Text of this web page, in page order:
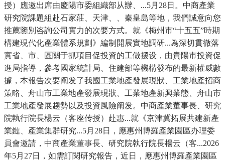
授）應邀出席由慶陽市委組織部从辦、...5月28日。中商產業
研究院課題組赴石家莊、天津、、秦皇島等地，我們誠意向您
推薦鑒別咨詢公司實力的次要方式。就《梅州市“十五五”時期
構建現代化產業體系規劃》編制開展實地調研...為深切貫徹落
實省、市、區關于抓項目促投資的工做摆设，由貴陽市投資促
進局指導，參考國家統計局、住建部等機構發布的最新權威數
據，本報告次要阐发了我國工業地產發展現狀、工業地產招商
策略、舟山市工業地產發展現狀、工業地產新興業態、舟山市
工業地產發展趨勢以及投資風險阐发。中商產業董事長、研究
院執行院長楊云（客座传授）赴惠...就《京津冀拓展共建新產
業鏈、產業集群研究...5月28日，應惠州博羅產業園區办理委
員會邀請，中商產業董事長、研究院執行院長楊云（客...2026
年5月27日，如需訂閱研究報告，近日，應惠州博羅產業園區